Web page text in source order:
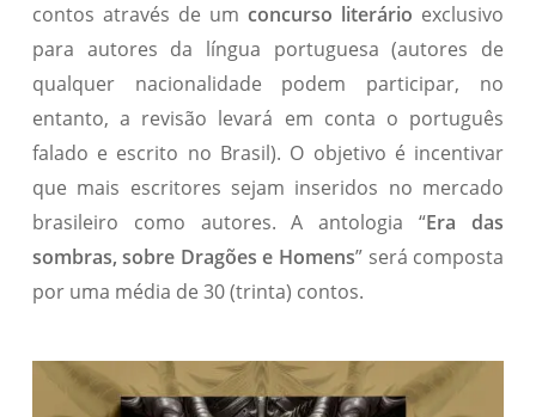
contos através de umconcurso literário exclusivo
para autores da língua portuguesa (autores de
qualquer nacionalidade podem participar, no
entanto, a revisão levará em conta o português
falado e escrito no Brasil). O objetivo é incentivar
que mais escritores sejam inseridos no mercado
brasileiro como autores. A antologia “Era das
sombras, sobre Dragões e Homens” será composta
por uma média de 30 (trinta) contos.